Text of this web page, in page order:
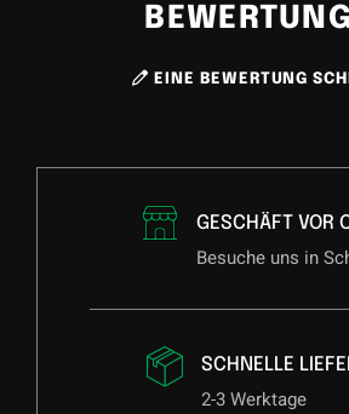
EINE BEWERTUNG
GESCHÄFT VOR
Besuche uns in
SCHNELLE
2-3 Werktage